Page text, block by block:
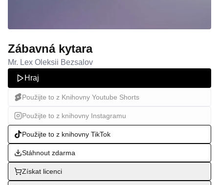
Zábavná kytara
Mr. Lex Oleksii Bezsalov
Hraj
Použijte to z Knihovny Youtube Shorts
Použijte to z knihovny Instagramu
Použijte to z knihovny TikTok
Stáhnout zdarma
Získat licenci